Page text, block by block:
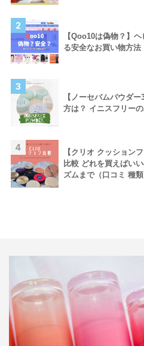
2
【Qoo10は偽物？】
る安全なお買い物方
3
【ノーセバムパウダ
方は？ イニスフリー
4
【クリオ クッション
比較 どれを買えばい
ズムまで（口コミ 種類